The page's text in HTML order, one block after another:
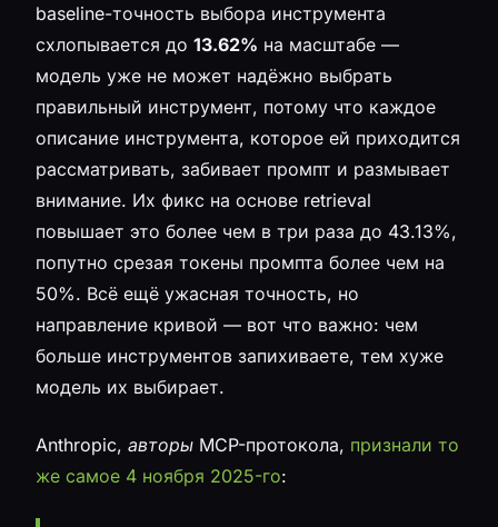
baseline-точность выбора инструмента
схлопывается до 13.62% на масштабе —
модель уже не может надёжно выбрать
правильный инструмент, потому что каждое
описание инструмента, которое ей приходится
рассматривать, забивает промпт и размывает
внимание. Их фикс на основе retrieval
повышает это более чем в три раза до 43.13%,
попутно срезая токены промпта более чем на
50%. Всё ещё ужасная точность, но
направление кривой — вот что важно: чем
больше инструментов запихиваете, тем хуже
модель их выбирает.
Anthropic, авторы MCP-протокола, признали то
же самое 4 ноября 2025-го: